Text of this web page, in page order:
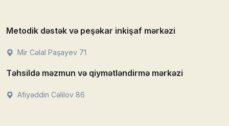
Metodik dəstək və peşəkar inkişaf mərkəzi
Mir Cəlal Paşayev 71
Təhsildə məzmun və qiymətləndirmə mərkəzi
Afiyəddin Cəlilov 86